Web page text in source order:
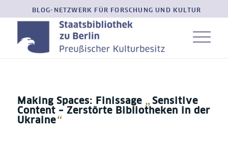
BLOG-NETZWERK FÜR FORSCHUNG UND KULTUR
Making Spaces: Finissage „ Sensitive
Content – Zerstörte Bibliotheken in der
Ukraine“